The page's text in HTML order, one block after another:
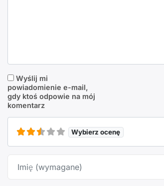
Wyślij mi
powiadomienie e-mail,
gdy ktoś odpowie na mój
komentarz
Wybierz ocenę